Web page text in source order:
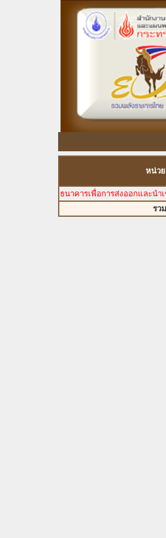
หน่ว
ธนาคารเพื่อการส่งออกและนำ
รวม